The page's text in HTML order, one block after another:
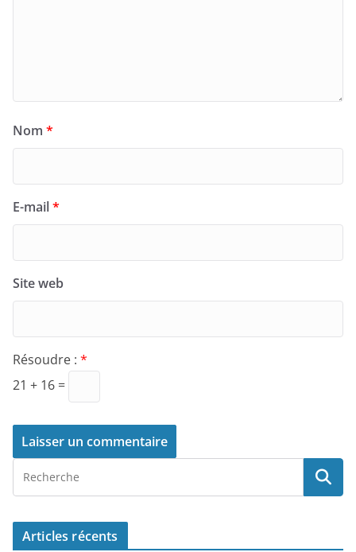
Nom *
E-mail*
Site web
Résoudre : *
21 + 16 =
Articles récents